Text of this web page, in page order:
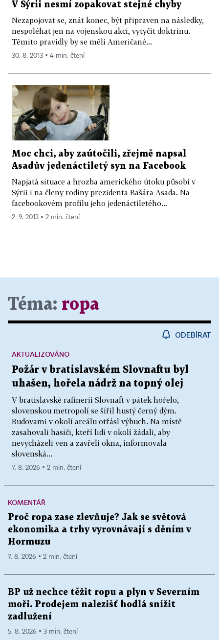
V Sýrii nesmí zopakovat stejné chyby
Nezapojovat se, znát konec, být připraven na následky,
nespoléhat jen na vojenskou akci, vytyčit doktrínu.
Těmito pravidly by se měli Američané...
30. 8. 2013 ▪ 4 min. čtení
Moc chci, aby zaútočili, zřejmě napsal
Asadův jedenáctiletý syn na Facebook
Napjatá situace a hrozba amerického útoku působí v
Sýrii i na členy rodiny prezidenta Bašára Asada. Na
facebookovém profilu jeho jedenáctiletého...
2. 9. 2013 ▪ 2 min. čtení
Téma: ropa
ODEBÍRAT
Požár v bratislavském Slovnaftu byl
uhašen, hořela nádrž na topný olej
V bratislavské rafinerii Slovnaft v pátek hořelo,
slovenskou metropolí se šířil hustý černý dým.
Budovami v okolí areálu otřásl výbuch. Na místě
zasahovali hasiči, kteří lidi v okolí žádali, aby
nevycházeli ven a zavřeli okna, informovala
slovenská...
AKTUALIZOVÁNO
7. 8. 2026 ▪ 2 min. čtení
KOMENTÁŘ
Proč ropa zase zlevňuje? Jak se světová
ekonomika a trhy vyrovnávají s děním v
Hormuzu
7. 8. 2026 ▪ 2 min. čtení
BP už nechce těžit ropu a plyn v Severním
moři. Prodejem nalezišť hodlá snížit
zadlužení
5. 8. 2026 ▪ 3 min. čtení